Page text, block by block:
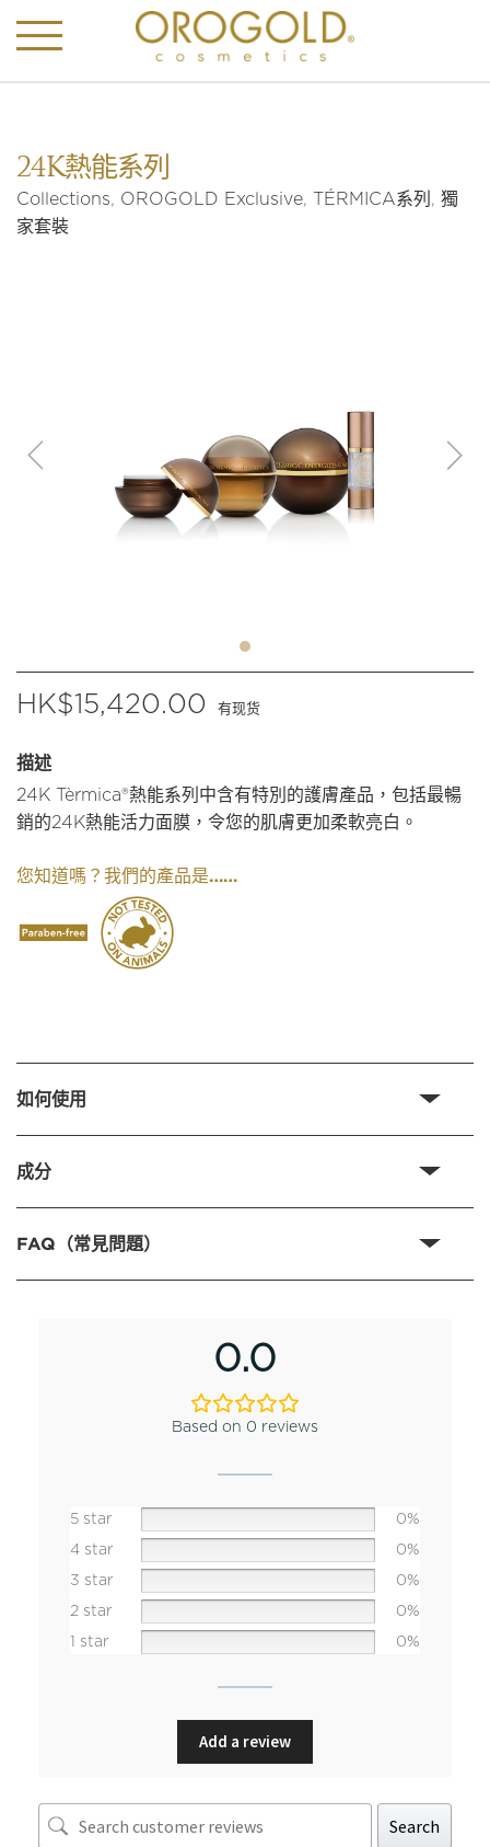
24K熱能系列
Collections, OROGOLD Exclusive, TÉRMICA系列 , 獨
家套裝
$15,420.00 有现货
描述
24K Tèrmica®熱能系列中含有特別的護膚產品，包括最暢
銷的24K熱能活力面膜，令您的肌膚更加柔軟亮白。
您知道嗎？ 我們的產品是……
如何使用
成分
FAQ（常見問題）
0.0
Based on 0 reviews
5 star
0%
4 star
0%
3 star
0%
2 star
0%
1 star
0%
Add a review
Search